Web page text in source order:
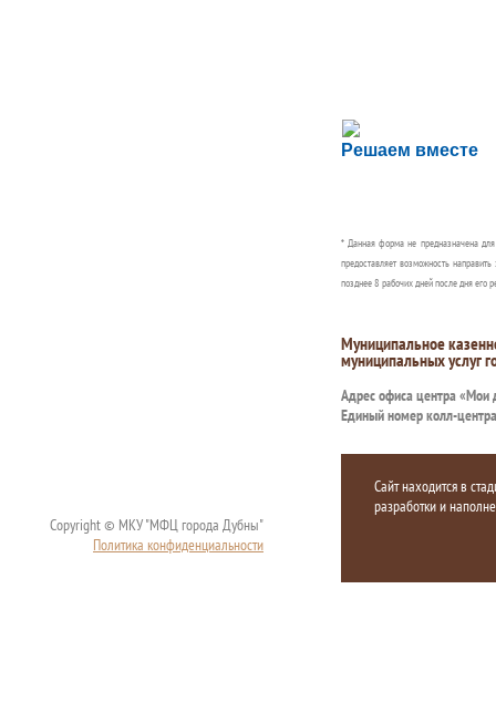
Решаем вместе
Сложности с
Сообщите об этом
* Данная форма не предназначена
предоставляет возможность
позднее 8 рабочих дней после дня его
Муниципальное
муниципальных услуг
Адрес офиса центра «Мои
Единый номер колл-
Copyright © МКУ "МФЦ города Дубны"
Политика конфиденциальности
Сайт находится в
разработки и